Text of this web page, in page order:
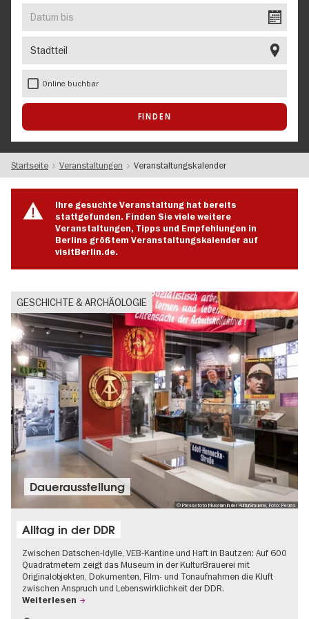
bis
Online buchbar
Startseite Veranstaltungen Veranstaltungskalender
Ihre gesuchte Veranstaltung hat bereits
stattgefunden. Finden Sie viele weitere
Veranstaltungen, Tipps und Empfehlungen in
Berlins größtem Veranstaltungskalender auf
visitBerlin.de.
GESCHICHTE & ARCHÄOLOGIE
© Pressefoto Museum in der KulturBrauerei, Foto: Petras
Dauer­aus­stel­lung
Alltag in der DDR
Zwischen Datschen-Idylle, VEB-Kantine und Haft in Bautzen: Auf 600
Quadratmetern zeigt das Museum in der KulturBrauerei mit
Originalobjekten, Dokumenten, Film- und Tonaufnahmen die Kluft
zwischen Anspruch und Lebenswirklichkeit der DDR.
Weiterlesen